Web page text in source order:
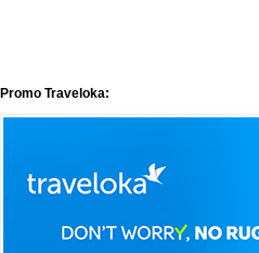
Promo Traveloka: